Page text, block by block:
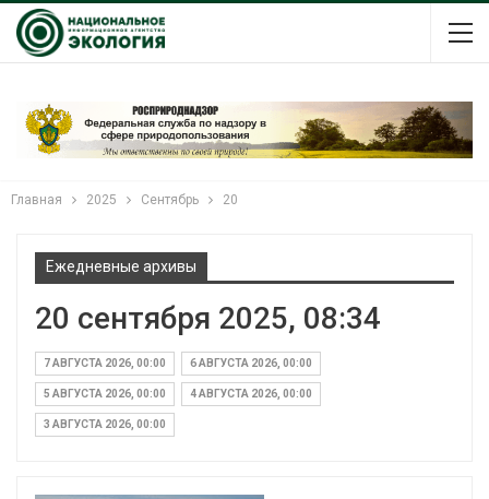
Главная 2025 Сентябрь 20
Ежедневные архивы
20 сентября 2025, 08:34
7 АВГУСТА 2026, 00:00 6 АВГУСТА 2026, 00:00
5 АВГУСТА 2026, 00:00 4 АВГУСТА 2026, 00:00
3 АВГУСТА 2026, 00:00